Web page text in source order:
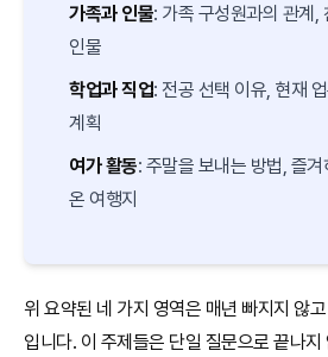
가족과 인물: 가족 구성원과의 관계,
인물
학업과 직업: 전공 선택 이유, 현재
계획
여가 활동: 주말을 보내는 방법, 즐
온 여행지
위 요약된 네 가지 영역은 매년 빠지지 않
입니다. 이 주제들은 단일 질문으로 끝나